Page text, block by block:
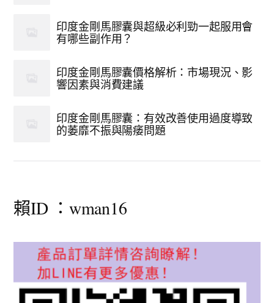
印度金剛馬膠囊與超級必利勁一起服用會
有哪些副作用？
印度金剛馬膠囊價格解析：市場現況、影
響因素與消費建議
印度金剛馬膠囊：有效改善使用過度導致
的萎靡不振與陽痿問題
賴ID ：wman16